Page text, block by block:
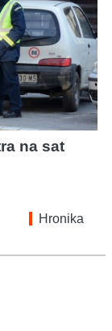
na sat
Hronika